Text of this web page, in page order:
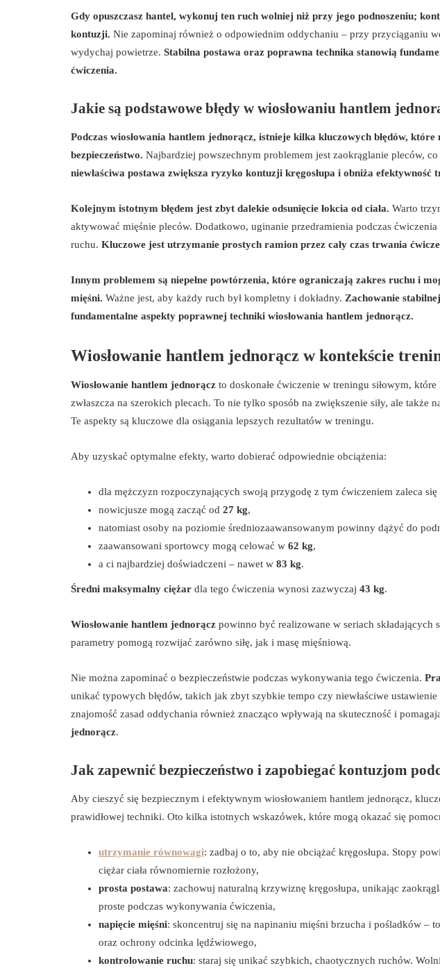
Gdy opuszczasz hantel, wykonuj ten ruch wolniej niż przy jego podnoszeniu;
kontuzji. Nie zapominaj również o odpowiednim oddychaniu – przy przyciąganiu
wydychaj powietrze. Stabilna postawa oraz poprawna technika stanowią
ćwiczenia.
Jakie są podstawowe błędy w wiosłowaniu hantlem
Podczas wiosłowania hantlem jednorącz, istnieje kilka kluczowych błędów, które
bezpieczeństwo. Najbardziej powszechnym problemem jest zaokrąglanie pleców,
niewłaściwa postawa zwiększa ryzyko kontuzji kręgosłupa i obniża efektywność
Kolejnym istotnym błędem jest zbyt dalekie odsunięcie łokcia od ciała. Warto
aktywować mięśnie pleców. Dodatkowo, uginanie przedramienia podczas
ruchu. Kluczowe jest utrzymanie prostych ramion przez cały czas trwania
Innym problemem są niepełne powtórzenia, które ograniczają zakres ruchu i
mięśni. Ważne jest, aby każdy ruch był kompletny i dokładny. Zachowanie
fundamentalne aspekty poprawnej techniki wiosłowania hantlem jednorącz.
Wiosłowanie hantlem jednorącz w kontekście
Wiosłowanie hantlem jednorącz to doskonałe ćwiczenie w treningu siłowym,
zwłaszcza na szerokich plecach. To nie tylko sposób na zwiększenie siły, ale także
Te aspekty są kluczowe dla osiągania lepszych rezultatów w treningu.
Aby uzyskać optymalne efekty, warto dobierać odpowiednie obciążenia:
dla mężczyzn rozpoczynających swoją przygodę z tym ćwiczeniem zaleca
nowicjusze mogą zacząć od 27 kg,
natomiast osoby na poziomie średniozaawansowanym powinny dążyć do
zaawansowani sportowcy mogą celować w 62 kg,
a ci najbardziej doświadczeni – nawet w 83 kg.
Średni maksymalny ciężar dla tego ćwiczenia wynosi zazwyczaj 43 kg.
Wiosłowanie hantlem jednorącz powinno być realizowane w seriach składających
parametry pomogą rozwijać zarówno siłę, jak i masę mięśniową.
Nie można zapominać o bezpieczeństwie podczas wykonywania tego ćwiczenia.
unikać typowych błędów, takich jak zbyt szybkie tempo czy niewłaściwe ustawienie
znajomość zasad oddychania również znacząco wpływają na skuteczność i
jednorącz.
Jak zapewnić bezpieczeństwo i zapobiegać kontuzjom
Aby cieszyć się bezpiecznym i efektywnym wiosłowaniem hantlem jednorącz,
prawidłowej techniki. Oto kilka istotnych wskazówek, które mogą okazać się
utrzymanie równowagi: zadbaj o to, aby nie obciążać kręgosłupa. Stopy
ciężar ciała równomiernie rozłożony,
prosta postawa: zachowuj naturalną krzywiznę kręgosłupa, unikając
proste podczas wykonywania ćwiczenia,
napięcie mięśni: skoncentruj się na napinaniu mięśni brzucha i pośladków –
oraz ochrony odcinka lędźwiowego,
kontrolowanie ruchu: staraj się unikać szybkich, chaotycznych ruchów.